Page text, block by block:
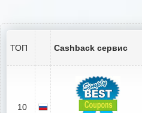
ТОП Cashback сервис
10